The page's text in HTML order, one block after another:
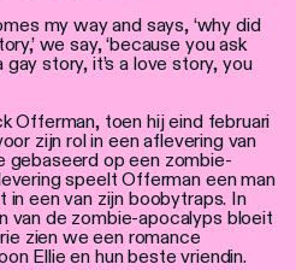
my way and says, ‘why did
we say, ‘because you ask
gay story, it’s a love story, you
Offerman, toen hij eind februari
zijn rol in een aflevering van
gebaseerd op een zombie-
speelt Offerman een man
in een van zijn boobytraps. In
van de zombie-apocalyps bloeit
zien we een romance
Ellie en hun beste vriendin.